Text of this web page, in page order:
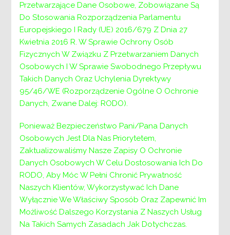
Przetwarzające Dane Osobowe, Zobowiązane Są
Do Stosowania Rozporządzenia Parlamentu
Europejskiego I Rady (UE) 2016/679 Z Dnia 27
Kwietnia 2016 R. W Sprawie Ochrony Osób
Fizycznych W Związku Z Przetwarzaniem Danych
Osobowych I W Sprawie Swobodnego Przepływu
Takich Danych Oraz Uchylenia Dyrektywy
95/46/WE (Rozporządzenie Ogólne O Ochronie
Danych, Zwane Dalej: RODO).
Ponieważ Bezpieczeństwo Pani/Pana Danych
Osobowych Jest Dla Nas Priorytetem,
Zaktualizowaliśmy Nasze Zapisy O Ochronie
Danych Osobowych W Celu Dostosowania Ich Do
RODO, Aby Móc W Pełni Chronić Prywatność
Naszych Klientów, Wykorzystywać Ich Dane
Wyłącznie We Właściwy Sposób Oraz Zapewnić Im
Możliwość Dalszego Korzystania Z Naszych Usług
Na Takich Samych Zasadach Jak Dotychczas.
Powiatowe Centrum Pomocy Rodzinie w
Wieliczce zaprasza na wernisaż prac
plastycznych, których autorami są mieszkańcy
ponadgminnych domów pomocy społecznej oraz
ponadgminnych środowiskowych domów
samopomocy z terenu Powiatu Wielickiego.
Wernisaż odbędzie się w dniu 20.03.2025 roku o
godz. 10.00 w siedzibie Powiatowego Centrum
Pomocy Rodzinie w Wieliczce, ul. Niepołomska
projektu społecznego Jasminum Spes w ramach
Olimpiady Zwolnieni z Teorii realizowanego
przez uczniów II Liceum Ogólnokształcącego w
Krakowie. Patronat nad projektem objęło
Powiatowe Centrum Pomocy Rodzinie w
Wieliczce i Centrum Zdrowia Psychicznego
Leonardo da Vinci w Wieliczce.